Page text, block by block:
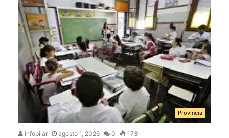
Provincia
infopilar agosto 1, 2026 0 173